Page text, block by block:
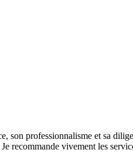
son professionnalisme et sa
recommande vivement les